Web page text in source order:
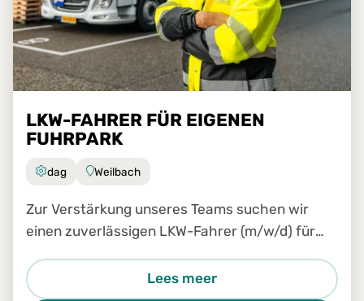
LKW-FAHRER FÜR EIGENEN
FUHRPARK
dag Weilbach
Zur Verstärkung unseres Teams suchen wir
einen zuverlässigen LKW-Fahrer (m/w/d) für
Lees meer